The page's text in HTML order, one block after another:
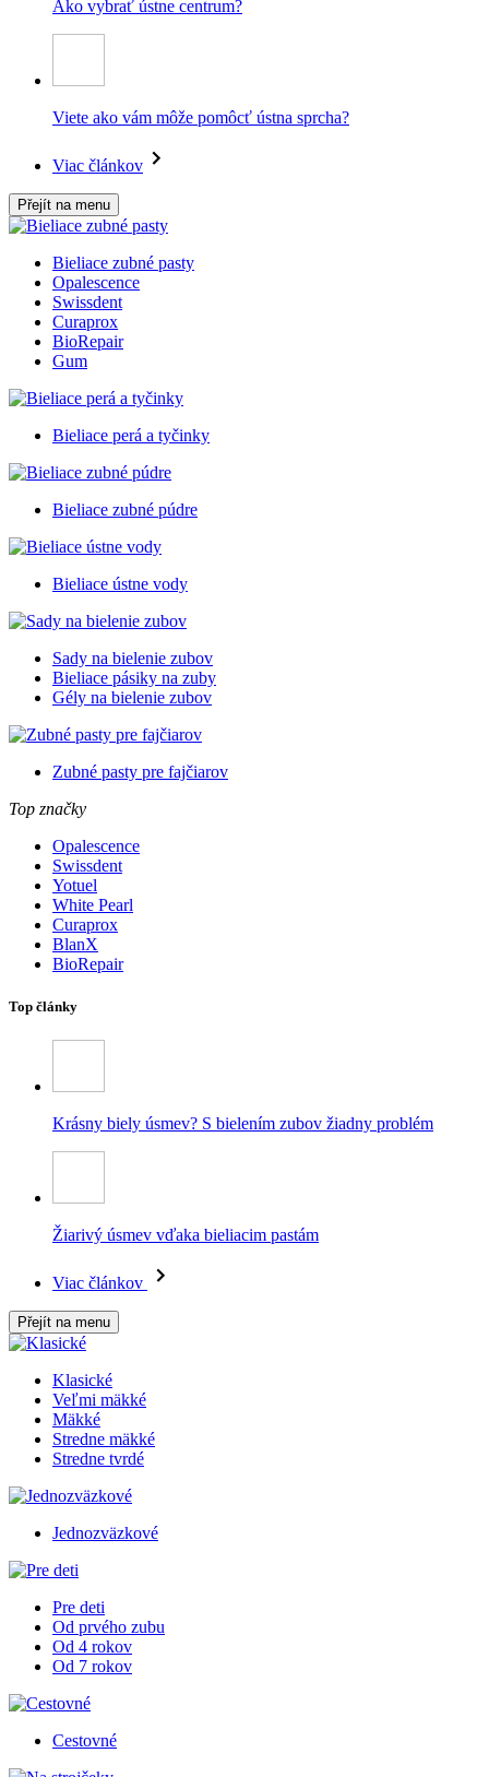
Ako vybrať ústne centrum?
Viete ako vám môže pomôcť ústna sprcha?
Viac článkov
Přejít na menu
Bieliace zubné pasty
Opalescence
Swissdent
Curaprox
BioRepair
Gum
Bieliace perá a tyčinky
Bieliace zubné púdre
Bieliace ústne vody
Sady na bielenie zubov
Bieliace pásiky na zuby
Gély na bielenie zubov
Zubné pasty pre fajčiarov
Top značky
Opalescence
Swissdent
Yotuel
White Pearl
Curaprox
BlanX
BioRepair
Top články
Krásny biely úsmev? S bielením zubov žiadny problém
Žiarivý úsmev vďaka bieliacim pastám
Viac článkov
Přejít na menu
Klasické
Veľmi mäkké
Mäkké
Stredne mäkké
Stredne tvrdé
Jednozväzkové
Pre deti
Od prvého zubu
Od 4 rokov
Od 7 rokov
Cestovné